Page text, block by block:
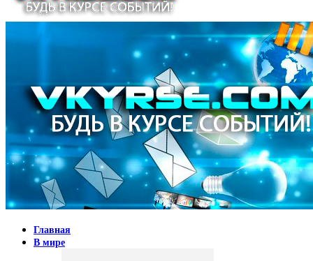
Главная
В мире